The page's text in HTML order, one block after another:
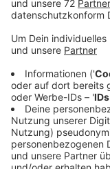
Es geht um
Alexianer
unsere
Mängel bei den
angemahnt
zu beheben. Weil